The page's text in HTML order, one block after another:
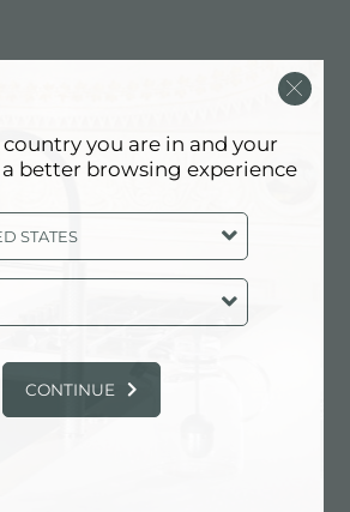
cocción Milanello 5F
you are in and your
better browsing experience
STATES
CONTINUE